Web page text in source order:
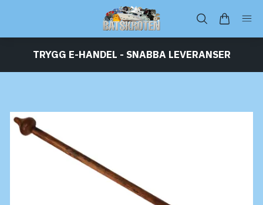
TRYGG E-HANDEL - SNABBA LEVERANSER